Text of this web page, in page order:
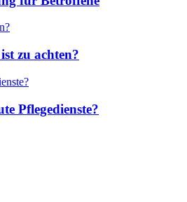
zu achten?
Pflegedienste?